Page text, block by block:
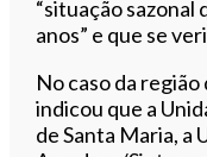
“situação sazonal
anos” e que se
No caso da
indicou que a
de Santa Maria, a